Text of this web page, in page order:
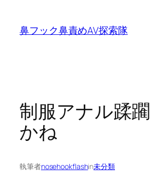
鼻フック鼻責めAV探索隊
制服アナル蹂
かね
執筆者nosehookflashin未分類